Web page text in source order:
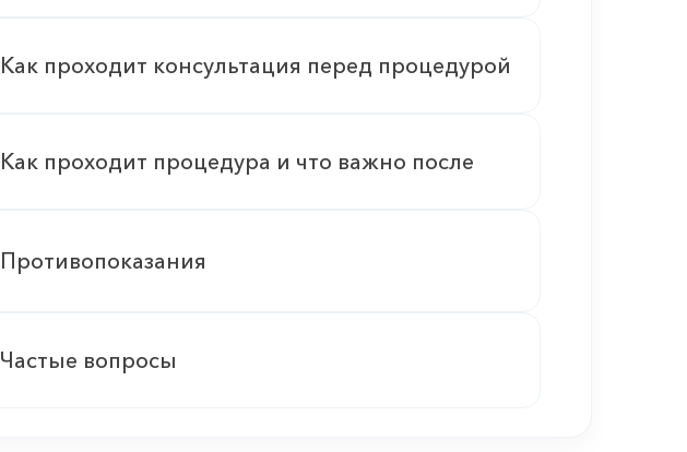
Как проходит консультация перед процедурой
Как проходит процедура и что важно после
Противопоказания
Частые вопросы